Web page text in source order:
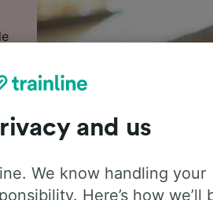
and us
We know handling your
Here’s how we’ll